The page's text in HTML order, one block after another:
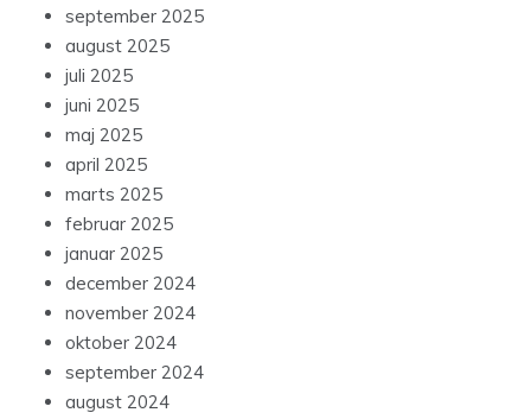
september 2025
august 2025
juli 2025
juni 2025
maj 2025
april 2025
marts 2025
februar 2025
januar 2025
december 2024
november 2024
oktober 2024
september 2024
august 2024